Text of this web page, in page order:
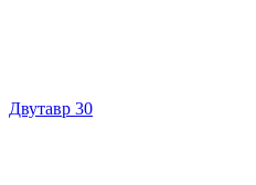
Двутавр 30